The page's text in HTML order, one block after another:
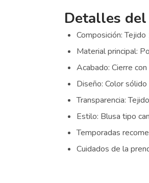
Detalles
Composición:
Material principal:
Acabado: Cierre
Diseño: Color
Transparencia:
Estilo: Blusa tipo
Temporadas
Cuidados de la